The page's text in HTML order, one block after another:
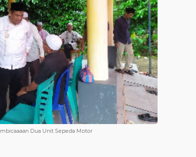
Dua Unit Sepeda Motor